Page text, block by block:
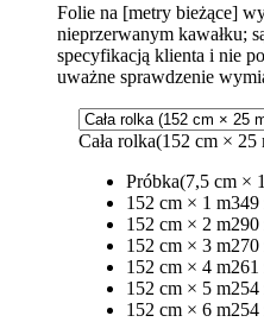
Folie na [metry bieżące]
nieprzerwanym kawałku;
specyfikacją klienta i nie
uważne sprawdzenie
Cała rolka(152 cm × 25
Próbka(7,5 cm ×
152 cm × 1 m349
152 cm × 2 m290
152 cm × 3 m270
152 cm × 4 m261
152 cm × 5 m254
152 cm × 6 m254